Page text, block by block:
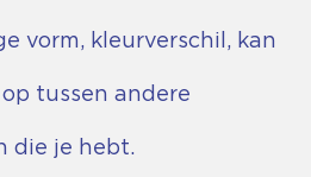
vorm, kleurverschil, kan
tussen andere
die je hebt.